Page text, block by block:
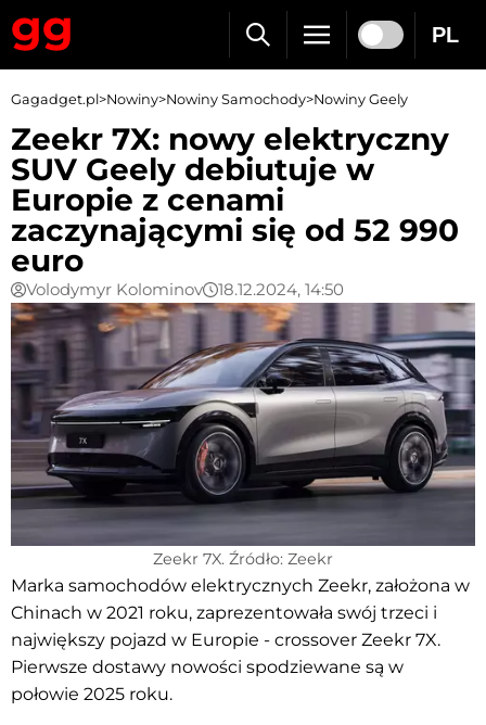
PL
Gagadget.pl>Nowiny>Nowiny Samochody>Nowiny Geely
Zeekr 7X: nowy elektryczny
SUV Geely debiutuje w
Europie z cenami
zaczynającymi się od 52 990
euro
Volodymyr Kolominov 18.12.2024, 14:50
Zeekr 7X. Źródło: Zeekr
Marka samochodów elektrycznych Zeekr, założona w
Chinach w 2021 roku, zaprezentowała swój trzeci i
największy pojazd w Europie - crossover Zeekr 7X.
Pierwsze dostawy nowości spodziewane są w
połowie 2025 roku.